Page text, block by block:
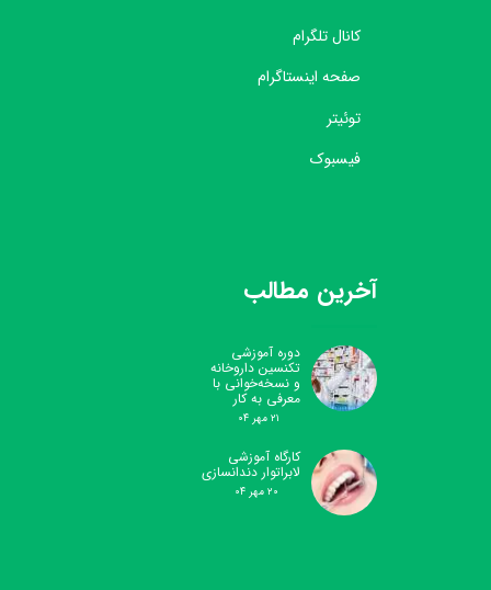
آخرین مطالب
دوره آموزشی
تکنسین داروخانه
و نسخه‌خوانی با
معرفی به کار
۲۱ مهر ۰۴
کارگاه آموزشی
لابراتوار دندانسازی
۲۰ مهر ۰۴
کانال تلگرام
صفحه اینستاگرام
توئیتر
فیسبوک